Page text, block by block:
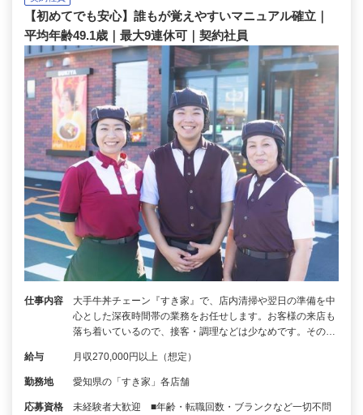
【初めてでも安心】誰もが覚えやすいマニュアル確立｜
平均年齢49.1歳｜最大9連休可｜契約社員
仕事内容
大手牛丼チェーン『すき家』で、店内清掃や翌日の準備を中
心とした深夜時間帯の業務をお任せします。お客様の来店も
落ち着いているので、接客・調理などは少なめです。その…
給与 月収270,000円以上（想定）
勤務地 愛知県の「すき家」各店舗
応募資格
未経験者大歓迎 ■年齢・転職回数・ブランクなど一切不問